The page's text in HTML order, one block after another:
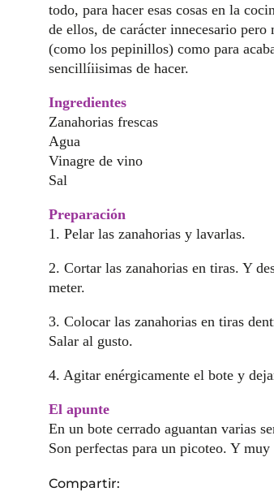
todo, para hacer esas cosas en la
de ellos, de carácter innecesario
(como los pepinillos) como para
sencillíiisimas de hacer.
Ingredientes
Zanahorias frescas
Agua
Vinagre de vino
Sal
Preparación
1. Pelar las zanahorias y lavarlas.
2. Cortar las zanahorias en tiras. Y
meter.
3. Colocar las zanahorias en tiras
Salar al gusto.
4. Agitar enérgicamente el bote y
El apunte
En un bote cerrado aguantan varias
Son perfectas para un picoteo. Y muy
Compartir: